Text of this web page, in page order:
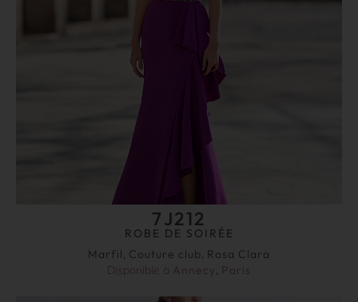
7J212
ROBE DE SOIRÉE
Marfil, Couture club, Rosa Clara
Disponible à Annecy, Paris